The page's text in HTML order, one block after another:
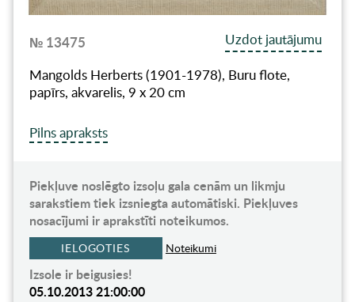
№ 13475
Uzdot jautājumu
Mangolds Herberts (1901-1978), Buru flote,
papīrs, akvarelis, 9 х 20 cm
Pilns apraksts
Piekļuve noslēgto izsoļu gala cenām un likmju
sarakstiem tiek izsniegta automātiski. Piekļuves
nosacījumi ir aprakstīti noteikumos.
IELOGOTIES Noteikumi
Izsole ir beigusies!
05.10.2013 21:00:00